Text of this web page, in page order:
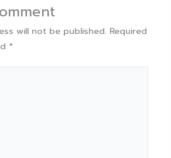
will not be published. Required
*